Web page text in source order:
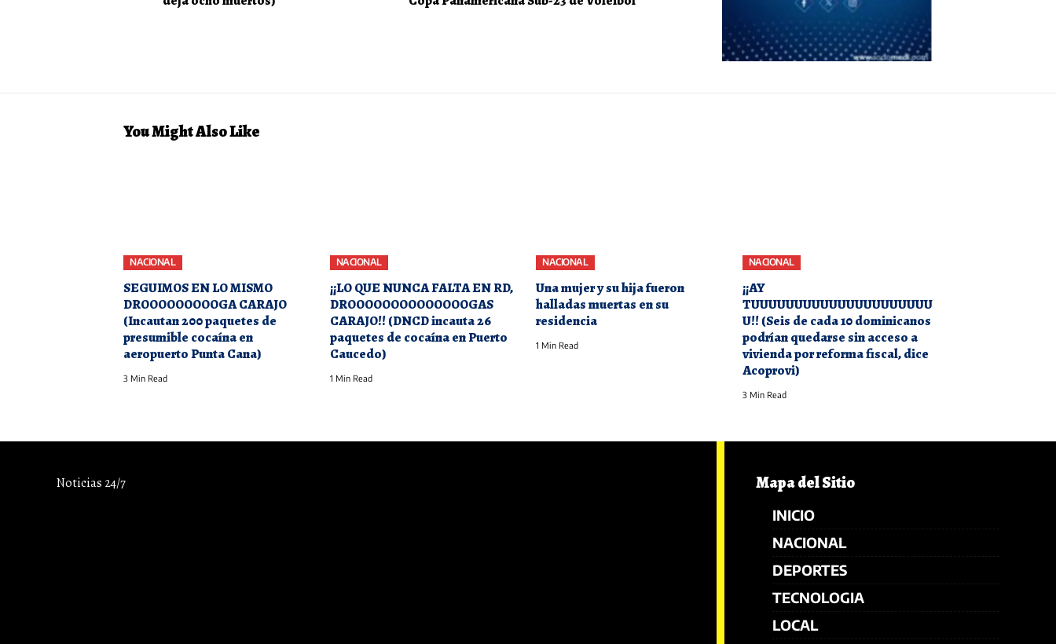
You Might Also Like
NACIONAL
SEGUIMOS EN LO MISMO
DROOOOOOOOOGA CARAJO
(Incautan 200 paquetes de
presumible cocaína en
aeropuerto Punta Cana)
3 Min Read
NACIONAL
¡¡LO QUE NUNCA FALTA EN RD,
DROOOOOOOOOOOOOOGAS
CARAJO!! (DNCD incauta 26
paquetes de cocaína en Puerto
Caucedo)
1 Min Read
NACIONAL
Una mujer y su hija fueron
halladas muertas en su
residencia
1 Min Read
NACIONAL
¡¡AY
TUUUUUUUUUUUUUUUUUUUUU
U!! (Seis de cada 10 dominicanos
podrían quedarse sin acceso a
vivienda por reforma fiscal, dice
Acoprovi)
3 Min Read
Noticias 24/7 Mapa del Sitio
INICIO
NACIONAL
DEPORTES
TECNOLOGIA
LOCAL